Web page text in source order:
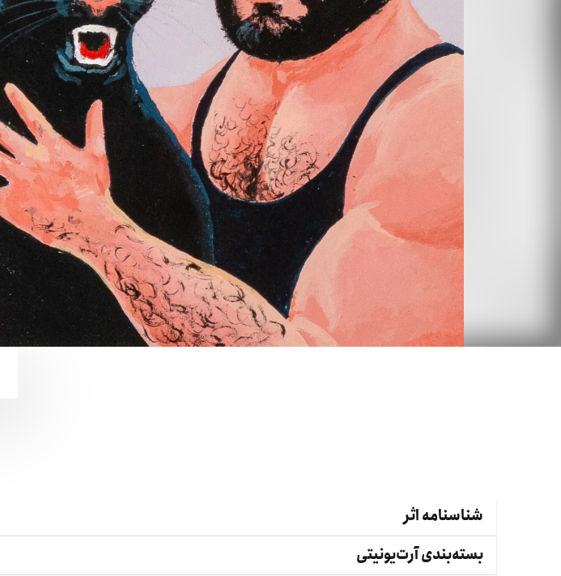
شناسنامه اثر
بسته‌بندی آرت‌یونیتی